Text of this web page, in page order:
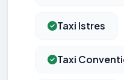
Taxi Istres
Taxi